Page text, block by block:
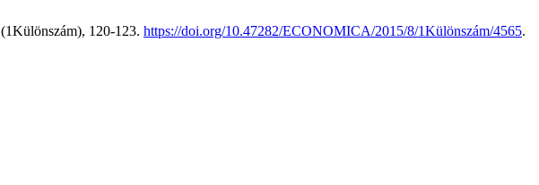
(1Különszám), 120-123. https://doi.org/10.47282/ECONOMICA/2015/8/1Különszám/4565.